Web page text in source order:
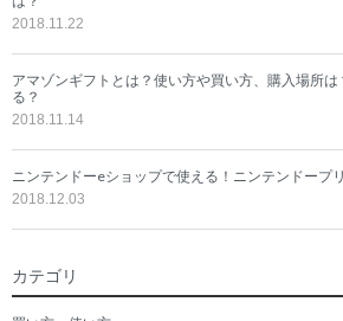
2018.11.22
アマゾンギフトとは？使い方や買い方、購入場所
る？
2018.11.14
ニンテンドーeショップで使える！ニンテンドープ
2018.12.03
カテゴリ